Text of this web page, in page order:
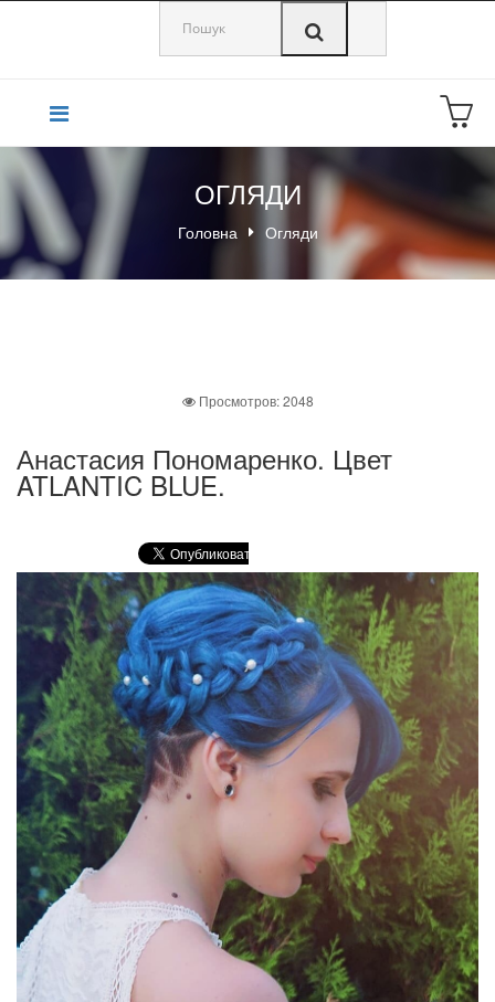
ОГЛЯДИ
Головна Огляди
Просмотров: 2048
Анастасия Пономаренко. Цвет
ATLANTIC BLUE.